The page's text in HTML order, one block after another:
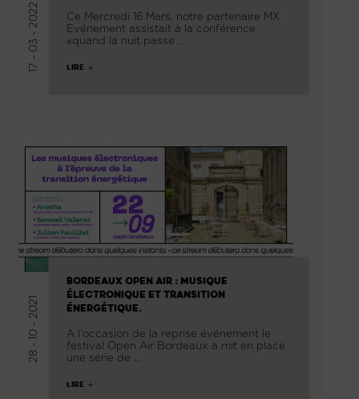
17 - 03 - 2022
Ce Mercredi 16 Mars, notre partenaire MX
Evénement assistait à la conférence
«quand la nuit passe …
LIRE
28 - 10 - 2021
BORDEAUX OPEN AIR : MUSIQUE
ÉLECTRONIQUE ET TRANSITION
ÉNERGÉTIQUE.
A l'occasion de la reprise événement le
festival Open Air Bordeaux a mit en place
une série de …
LIRE